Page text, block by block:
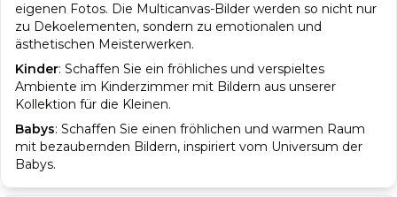
eigenen Fotos. Die Multicanvas-Bilder werden so nicht nur
zu Dekoelementen, sondern zu emotionalen und
ästhetischen Meisterwerken.
Kinder: Schaffen Sie ein fröhliches und verspieltes
Ambiente im Kinderzimmer mit Bildern aus unserer
Kollektion für die Kleinen.
Babys: Schaffen Sie einen fröhlichen und warmen Raum
mit bezaubernden Bildern, inspiriert vom Universum der
Babys.